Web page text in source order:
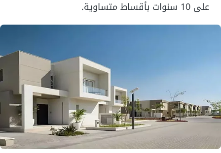
على 10 سنوات بأقساط متساوية.